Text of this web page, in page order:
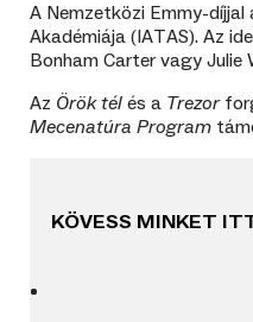
A Nemzetközi Emmy-
Akadémiája (IATAS). Az
Bonham Carter vagy
Az Örök tél és a Trezor
Mecenatúra Program
KÖVESS MINKET